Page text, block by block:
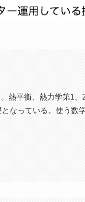
熱平衡、熱力学第1、
なっている。使う数